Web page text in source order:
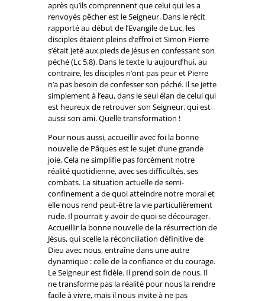
après qu’ils comprennent que celui qui les a
renvoyés pêcher est le Seigneur. Dans le récit
rapporté au début de l’Evangile de Luc, les
disciples étaient pleins d’effroi et Simon Pierre
s’était jeté aux pieds de Jésus en confessant son
péché (Lc 5,8). Dans le texte lu aujourd’hui, au
contraire, les disciples n’ont pas peur et Pierre
n’a pas besoin de confesser son péché. Il se jette
simplement à l’eau, dans le seul élan de celui qui
est heureux de retrouver son Seigneur, qui est
aussi son ami. Quelle transformation !
Pour nous aussi, accueillir avec foi la bonne
nouvelle de Pâques est le sujet d’une grande
joie. Cela ne simplifie pas forcément notre
réalité quotidienne, avec ses difficultés, ses
combats. La situation actuelle de semi-
confinement a de quoi atteindre notre moral et
elle nous rend peut-être la vie particulièrement
rude. Il pourrait y avoir de quoi se décourager.
Accueillir la bonne nouvelle de la résurrection de
Jésus, qui scelle la réconciliation définitive de
Dieu avec nous, entraîne dans une autre
dynamique : celle de la confiance et du courage.
Le Seigneur est fidèle. Il prend soin de nous. Il
ne transforme pas la réalité pour nous la rendre
facile à vivre, mais il nous invite à ne pas